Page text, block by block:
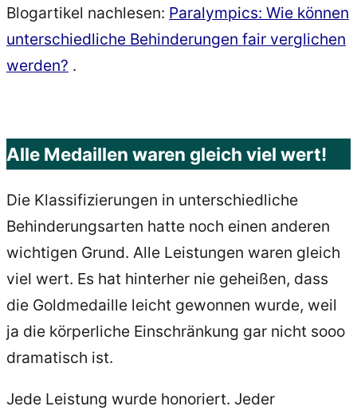
Blogartikel nachlesen: Paralympics: Wie können
unterschiedliche Behinderungen fair verglichen
werden? .
Alle Medaillen waren gleich viel wert!
Die Klassifizierungen in unterschiedliche
Behinderungsarten hatte noch einen anderen
wichtigen Grund. Alle Leistungen waren gleich
viel wert. Es hat hinterher nie geheißen, dass
die Goldmedaille leicht gewonnen wurde, weil
ja die körperliche Einschränkung gar nicht sooo
dramatisch ist.
Jede Leistung wurde honoriert. Jeder